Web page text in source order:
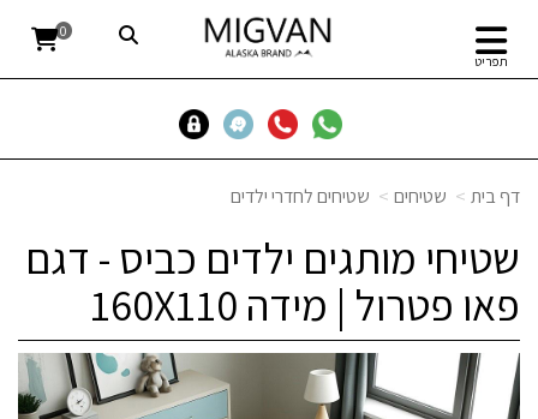
תפריט
0
דף בית שטיחים שטיחים לחדרי ילדים
שטיחי מותגים ילדים כביס - דגם
פאו פטרול | מידה 160X110